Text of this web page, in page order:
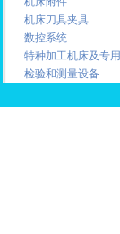
机床刀具夹具
数控系统
特种加工机床及专
检验和测量设备